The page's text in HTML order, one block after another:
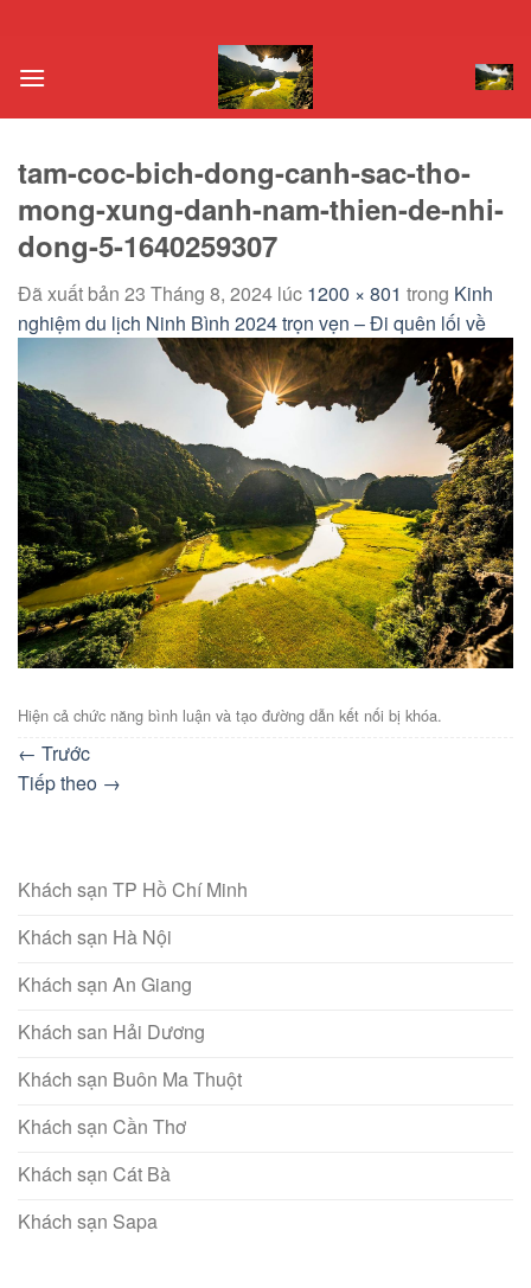
nội
tam-coc-bich-dong-canh-sac-tho-
mong-xung-danh-nam-thien-de-nhi-
dong-5-1640259307
Đã xuất bản 23 Tháng 8, 2024 lúc 1200 × 801 trong Kinh
nghiệm du lịch Ninh Bình 2024 trọn vẹn – Đi quên lối về
Hiện cả chức năng bình luận và tạo đường dẫn kết nối bị khóa.
← Trước
Tiếp theo →
Khách sạn TP Hồ Chí Minh
Khách sạn Hà Nội
Khách sạn An Giang
Khách san Hải Dương
Khách sạn Buôn Ma Thuột
Khách sạn Cần Thơ
Khách sạn Cát Bà
Khách sạn Sapa